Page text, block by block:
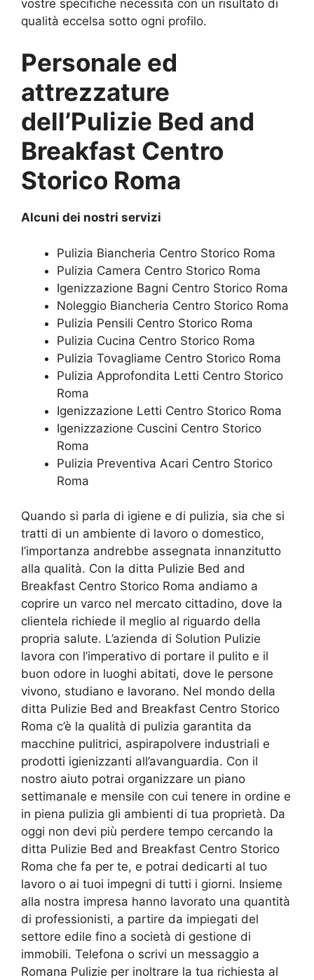
vostre specifiche necessità con un risultato di
qualità eccelsa sotto ogni profilo.
Personale ed
attrezzature
dell’Pulizie Bed and
Breakfast Centro
Storico Roma
Alcuni dei nostri servizi
Pulizia Biancheria Centro Storico Roma
Pulizia Camera Centro Storico Roma
Igenizzazione Bagni Centro Storico Roma
Noleggio Biancheria Centro Storico Roma
Pulizia Pensili Centro Storico Roma
Pulizia Cucina Centro Storico Roma
Pulizia Tovagliame Centro Storico Roma
Pulizia Approfondita Letti Centro Storico
Roma
Igenizzazione Letti Centro Storico Roma
Igenizzazione Cuscini Centro Storico
Roma
Pulizia Preventiva Acari Centro Storico
Roma
Quando si parla di igiene e di pulizia, sia che si
tratti di un ambiente di lavoro o domestico,
l’importanza andrebbe assegnata innanzitutto
alla qualità. Con la ditta Pulizie Bed and
Breakfast Centro Storico Roma andiamo a
coprire un varco nel mercato cittadino, dove la
clientela richiede il meglio al riguardo della
propria salute. L’azienda di Solution Pulizie
lavora con l’imperativo di portare il pulito e il
buon odore in luoghi abitati, dove le persone
vivono, studiano e lavorano. Nel mondo della
ditta Pulizie Bed and Breakfast Centro Storico
Roma c’è la qualità di pulizia garantita da
macchine pulitrici, aspirapolvere industriali e
prodotti igienizzanti all’avanguardia. Con il
nostro aiuto potrai organizzare un piano
settimanale e mensile con cui tenere in ordine e
in piena pulizia gli ambienti di tua proprietà. Da
oggi non devi più perdere tempo cercando la
ditta Pulizie Bed and Breakfast Centro Storico
Roma che fa per te, e potrai dedicarti al tuo
lavoro o ai tuoi impegni di tutti i giorni. Insieme
alla nostra impresa hanno lavorato una quantità
di professionisti, a partire da impiegati del
settore edile fino a società di gestione di
immobili. Telefona o scrivi un messaggio a
Romana Pulizie per inoltrare la tua richiesta al